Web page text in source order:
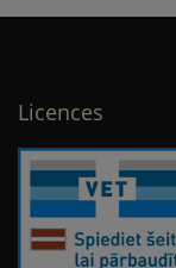
Licences